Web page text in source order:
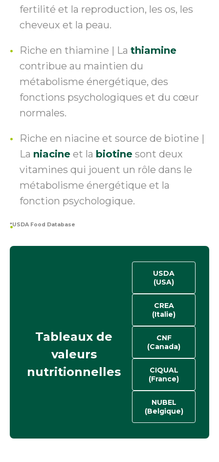
fertilité et la reproduction, les os, les
cheveux et la peau.
Riche en thiamine | La thiamine
contribue au maintien du
métabolisme énergétique, des
fonctions psychologiques et du cœur
normales.
Riche en niacine et source de biotine |
La niacine et la biotine sont deux
vitamines qui jouent un rôle dans le
métabolisme énergétique et la
fonction psychologique.
*USDA Food Database
Tableaux de
valeurs
nutritionnelles
USDA
(USA)
CREA
(Italie)
CNF
(Canada)
CIQUAL
(France)
NUBEL
(Belgique)